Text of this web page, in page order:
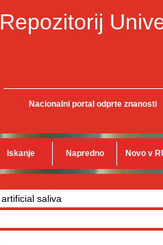
Repozitorij
Nacionalni portal odprte znanosti
Iskanje Napredno Novo v